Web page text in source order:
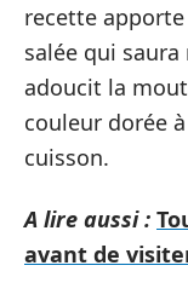
recette
salée qui
adoucit la
couleur dorée
cuisson.
A lire aussi :
avant de